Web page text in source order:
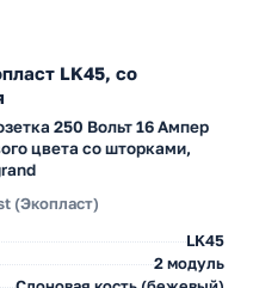
LK45, со
250 Вольт 16 Ампер
цвета со шторками,
(Экопласт)
LK45
2 модуль